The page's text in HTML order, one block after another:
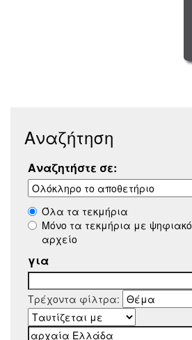
Αναζήτηση
Αναζητήστε σε:
Όλα τα τεκμήρια
Μόνο τα τεκμήρια με ψηφιακό
αρχείο
για
Τρέχοντα φίλτρα: